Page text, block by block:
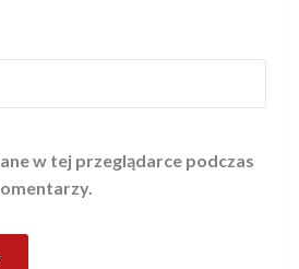
w tej przeglądarce podczas